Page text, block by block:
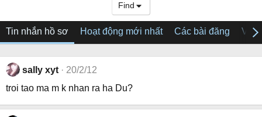
Find
Tin nhắn hồ sơ Hoạt động mới nhất Các bài đăng Về
sally xyt
20/2/12
troi tao ma m k nhan ra ha Du?